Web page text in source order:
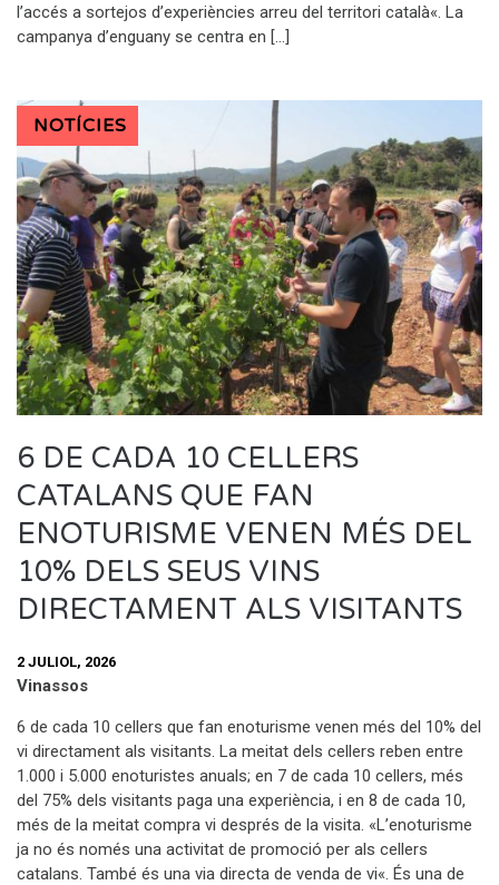
l’accés a sortejos d’experiències arreu del territori català«. La
campanya d’enguany se centra en […]
NOTÍCIES
6 DE CADA 10 CELLERS
CATALANS QUE FAN
ENOTURISME VENEN MÉS DEL
10% DELS SEUS VINS
DIRECTAMENT ALS VISITANTS
2 JULIOL, 2026
Vinassos
6 de cada 10 cellers que fan enoturisme venen més del 10% del
vi directament als visitants. La meitat dels cellers reben entre
1.000 i 5.000 enoturistes anuals; en 7 de cada 10 cellers, més
del 75% dels visitants paga una experiència, i en 8 de cada 10,
més de la meitat compra vi després de la visita. «L’enoturisme
ja no és només una activitat de promoció per als cellers
catalans. També és una via directa de venda de vi«. És una de